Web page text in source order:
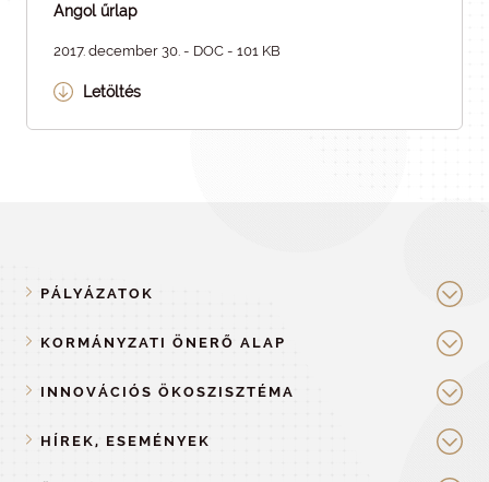
Angol űrlap
2017. december 30. - DOC - 101 KB
Letöltés
PÁLYÁZATOK
KORMÁNYZATI ÖNERŐ ALAP
INNOVÁCIÓS ÖKOSZISZTÉMA
HÍREK, ESEMÉNYEK